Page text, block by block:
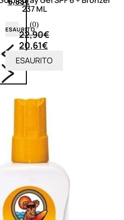
ESAURITO
ACCESSORI
Pennelli Viso
Pennelli Occhi
Accessori Occhi
Ciglia Finte
Pinzette
Temperamatite
237 ML
(0)
22,90€
20,61€
ESAURITO